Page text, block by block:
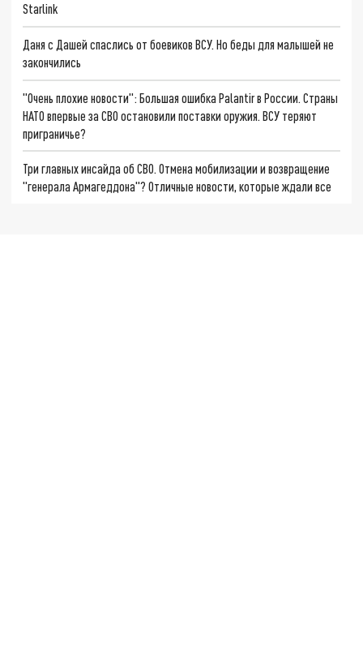
Starlink
Даня с Дашей спаслись от боевиков ВСУ. Но беды для малышей не
закончились
"Очень плохие новости": Большая ошибка Palantir в России. Страны
НАТО впервые за СВО остановили поставки оружия. ВСУ теряют
приграничье?
Три главных инсайда об СВО. Отмена мобилизации и возвращение
"генерала Армагеддона"? Отличные новости, которые ждали все